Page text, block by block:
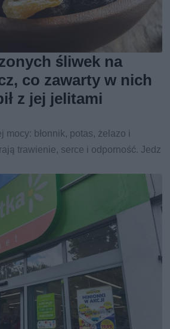
śliwek na
co zawarty w nich
z jej jelitami
mocy: błonnik, potas, żelazo i
trawienie, serce i odporność. Jedz